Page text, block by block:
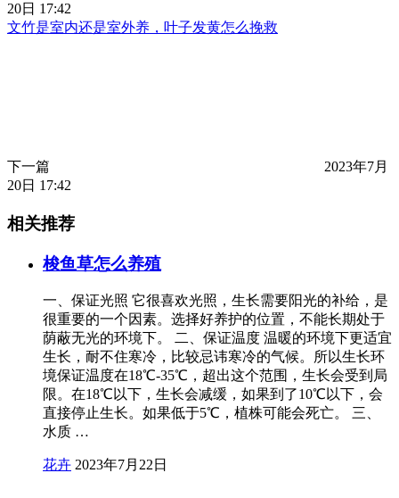
20日 17:42
文竹是室内还是室外养，叶子发黄怎么挽救
下一篇
2023年7月
20日 17:42
相关推荐
梭鱼草怎么养殖
一、保证光照 它很喜欢光照，生长需要阳光的补给，是
很重要的一个因素。选择好养护的位置，不能长期处于
荫蔽无光的环境下。 二、保证温度 温暖的环境下更适宜
生长，耐不住寒冷，比较忌讳寒冷的气候。所以生长环
境保证温度在18℃-35℃，超出这个范围，生长会受到局
限。在18℃以下，生长会减缓，如果到了10℃以下，会
直接停止生长。如果低于5℃，植株可能会死亡。 三、
水质 …
花卉 2023年7月22日